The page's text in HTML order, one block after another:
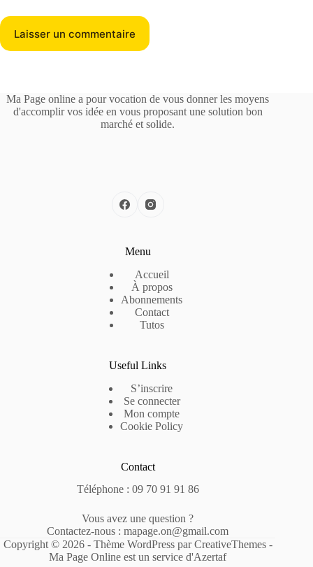
Laisser un commentaire
Ma Page online a pour vocation de vous donner les moyens
d'accomplir vos idée en vous proposant une solution bon
marché et solide.
Menu
Accueil
À propos
Abonnements
Contact
Tutos
Useful Links
S’inscrire
Se connecter
Mon compte
Cookie Policy
Contact
Téléphone : 09 70 91 91 86
Vous avez une question ?
Contactez-nous : mapage.on@gmail.com
Copyright © 2026 - Thème WordPress parCreativeThemes-
Ma Page Online est un service d'Azertaf